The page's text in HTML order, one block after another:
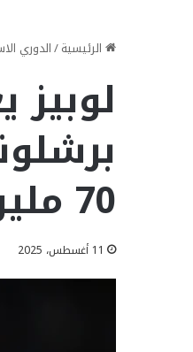
الرئيسية/الدوري
70 مليون يورو
11 أغسطس، 2025